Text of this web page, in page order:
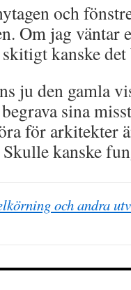
och
Om jag väntar
kanske det
ju den gamla
sina
för arkitekter
kanske
och andra